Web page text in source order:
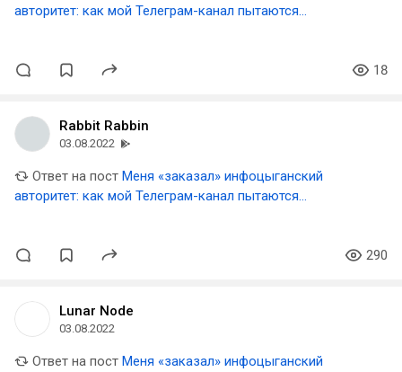
авторитет: как мой Телеграм-канал пытаются
18
Rabbit Rabbin
03.08.2022
Ответ на пост Меня «заказал» инфоцыганский
авторитет: как мой Телеграм-канал пытаются
290
Lunar Node
03.08.2022
Ответ на пост Меня «заказал» инфоцыганский